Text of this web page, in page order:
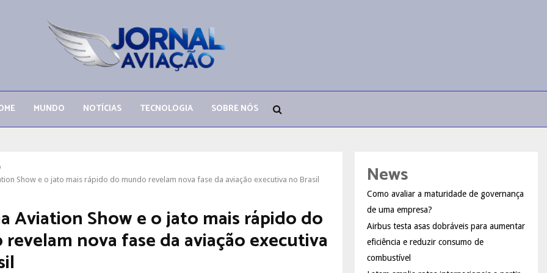
MUNDO NOTÍCIAS TECNOLOGIA SOBRE NÓS
Show e o jato mais rápido do mundo revelam nova fase da aviação executiva no Brasil
Aviation Show e o jato mais rápido do
nova fase da aviação executiva
News
Como avaliar a maturidade de governança
de uma empresa?
Airbus testa asas dobráveis para aumentar
eficiência e reduzir consumo de
combustível